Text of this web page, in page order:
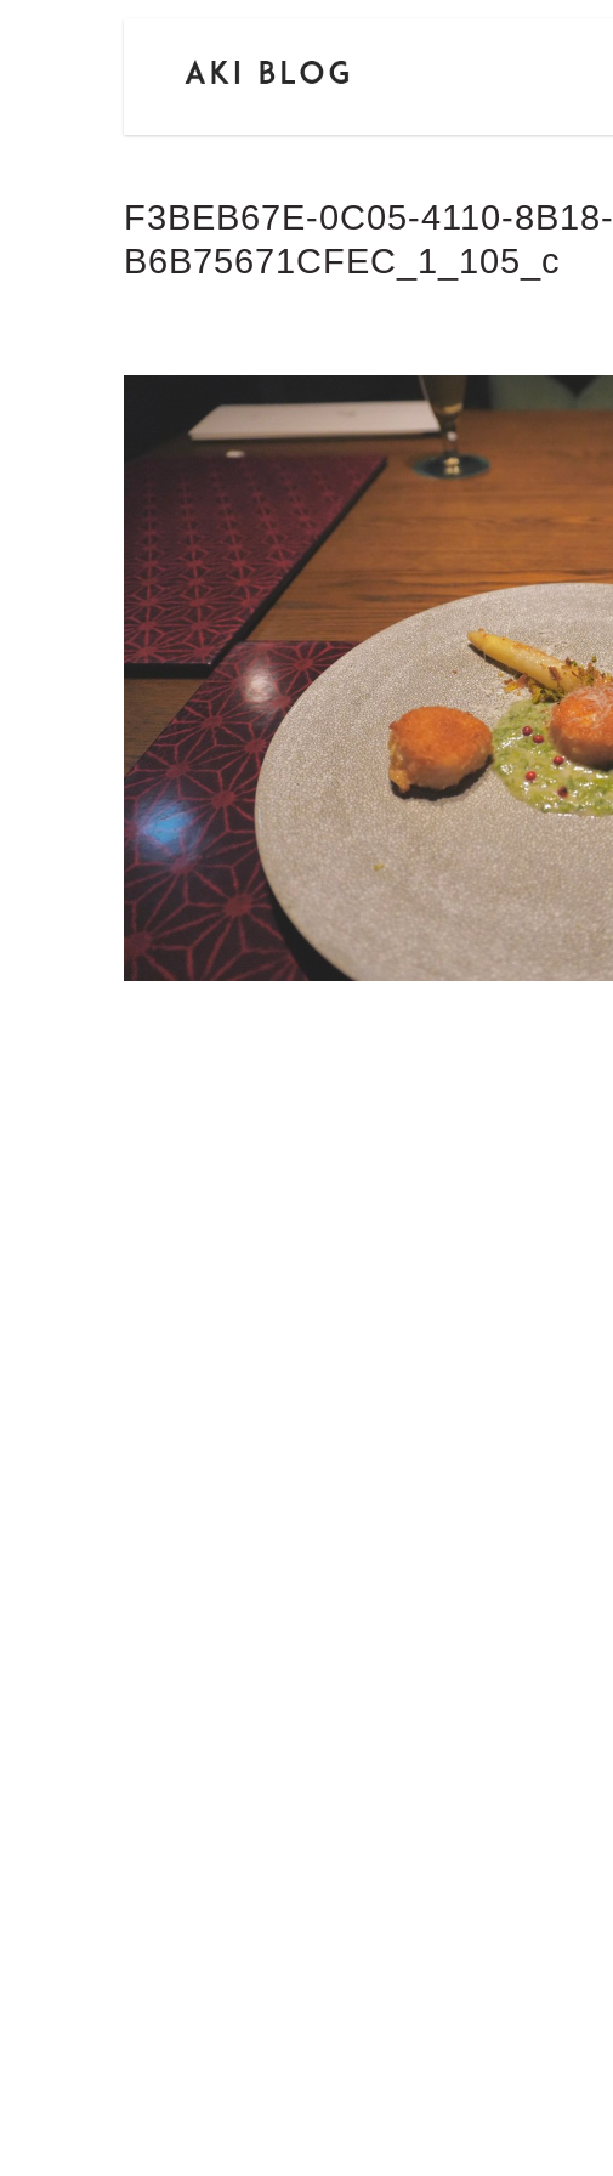
F3BEB67E-0C05-4110-8B18-
B6B75671CFEC_1_105_c